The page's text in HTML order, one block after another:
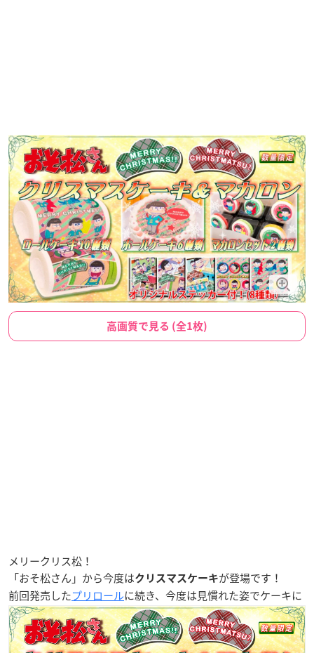
高画質で見る (全1枚)
メリークリス松！
「おそ松さん」から今度はクリスマスケーキが登場です！
前回発売したプリロールに続き、今度は見慣れた姿でケーキに